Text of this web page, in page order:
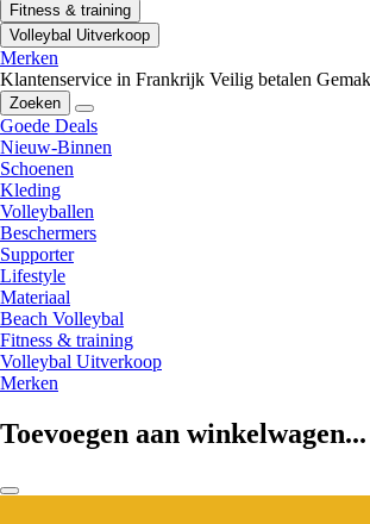
Fitness & training
Volleybal Uitverkoop
Merken
Klantenservice in Frankrijk Veilig betalen
Zoeken
Goede Deals
Nieuw-Binnen
Schoenen
Kleding
Volleyballen
Beschermers
Supporter
Lifestyle
Materiaal
Beach Volleybal
Fitness & training
Volleybal Uitverkoop
Merken
Toevoegen aan winkelwagen...